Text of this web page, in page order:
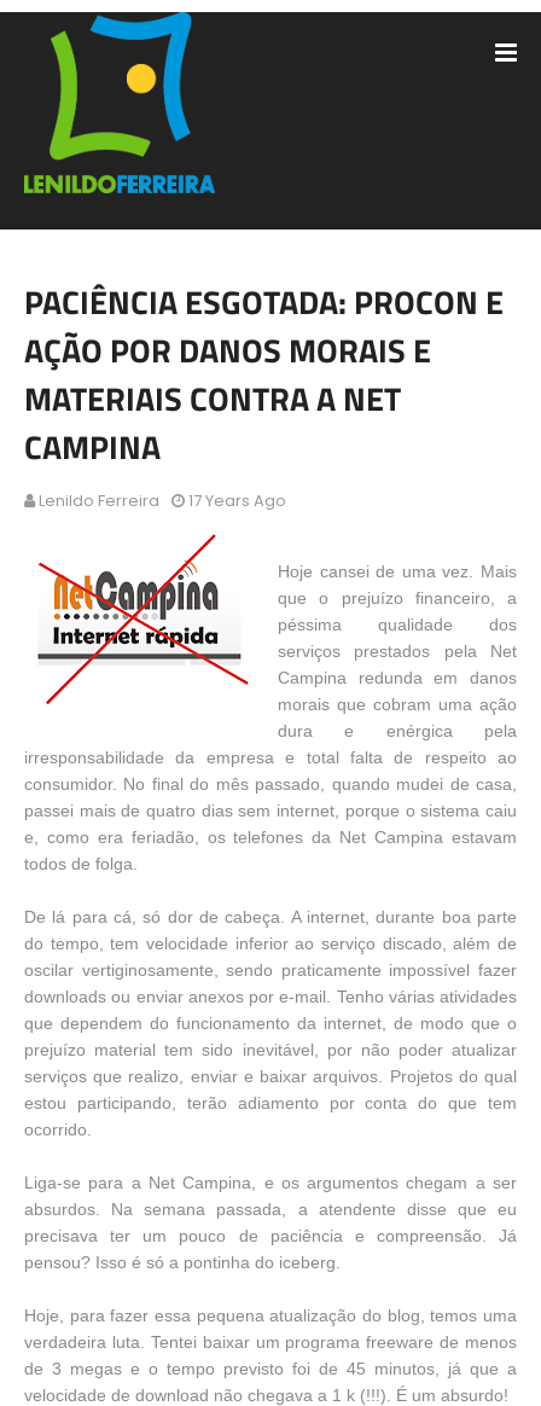
PACIÊNCIA ESGOTADA: PROCON E
AÇÃO POR DANOS MORAIS E
MATERIAIS CONTRA A NET
CAMPINA
Lenildo Ferreira 17 Years Ago
Hoje cansei de uma vez. Mais
que o prejuízo financeiro, a
péssima qualidade dos
serviços prestados pela Net
Campina redunda em danos
morais que cobram uma ação
dura e enérgica pela
irresponsabilidade da empresa e total falta de respeito ao
consumidor. No final do mês passado, quando mudei de casa,
passei mais de quatro dias sem internet, porque o sistema caiu
e, como era feriadão, os telefones da Net Campina estavam
todos de folga.
De lá para cá, só dor de cabeça. A internet, durante boa parte
do tempo, tem velocidade inferior ao serviço discado, além de
oscilar vertiginosamente, sendo praticamente impossível fazer
downloads ou enviar anexos por e-mail. Tenho várias atividades
que dependem do funcionamento da internet, de modo que o
prejuízo material tem sido inevitável, por não poder atualizar
serviços que realizo, enviar e baixar arquivos. Projetos do qual
estou participando, terão adiamento por conta do que tem
ocorrido.
Liga-se para a Net Campina, e os argumentos chegam a ser
absurdos. Na semana passada, a atendente disse que eu
precisava ter um pouco de paciência e compreensão. Já
pensou? Isso é só a pontinha do iceberg.
Hoje, para fazer essa pequena atualização do blog, temos uma
verdadeira luta. Tentei baixar um programa freeware de menos
de 3 megas e o tempo previsto foi de 45 minutos, já que a
velocidade de download não chegava a 1 k (!!!). É um absurdo!